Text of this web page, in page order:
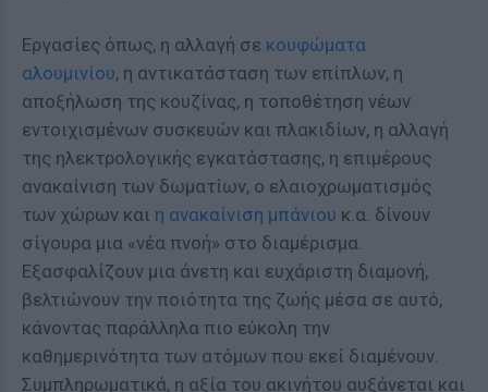
Εργασίες όπως, η αλλαγή σε κουφώματα
αλουμινίου, η αντικατάσταση των επίπλων, η
αποξήλωση της κουζίνας, η τοποθέτηση νέων
εντοιχισμένων συσκευών και πλακιδίων, η αλλαγή
της ηλεκτρολογικής εγκατάστασης, η επιμέρους
ανακαίνιση των δωματίων, ο ελαιοχρωματισμός
των χώρων και η ανακαίνιση μπάνιου κ.α. δίνουν
σίγουρα μια «νέα πνοή» στο διαμέρισμα.
Εξασφαλίζουν μια άνετη και ευχάριστη διαμονή,
βελτιώνουν την ποιότητα της ζωής μέσα σε αυτό,
κάνοντας παράλληλα πιο εύκολη την
καθημερινότητα των ατόμων που εκεί διαμένουν.
Συμπληρωματικά, η αξία του ακινήτου αυξάνεται και